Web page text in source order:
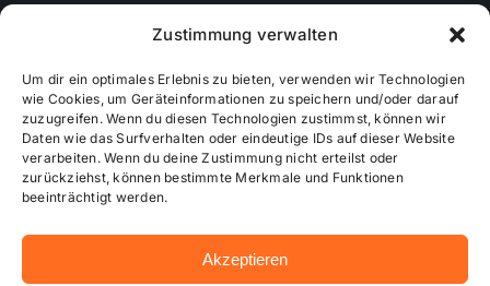
Zustimmung verwalten
Um dir ein optimales Erlebnis zu bieten, verwenden wir Technologien
wie Cookies, um Geräteinformationen zu speichern und/oder darauf
zuzugreifen. Wenn du diesen Technologien zustimmst, können wir
Daten wie das Surfverhalten oder eindeutige IDs auf dieser Website
verarbeiten. Wenn du deine Zustimmung nicht erteilst oder
zurückziehst, können bestimmte Merkmale und Funktionen
beeinträchtigt werden.
Akzeptieren
Cookie-Richtlinie (EU)
Mediendaten
© 2026 - Wiesbadenaktuell ...online besser informiert!